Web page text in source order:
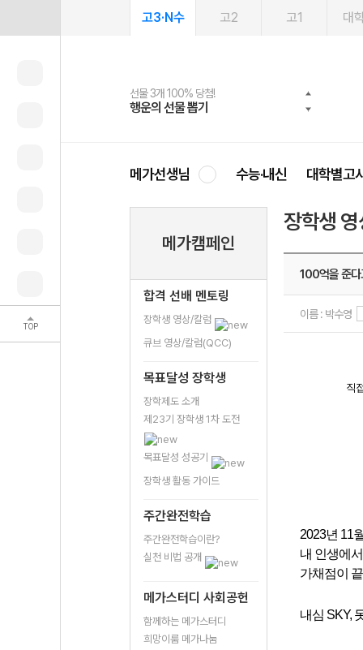
TOP
고3·N수 고2 고1 대
선물 3개 100% 당첨!
행운의 선물 뽑기
선물 100% 증정!
메가스터디 X 올리브
여름방학 스터디 캐시백
메가런 썸머스쿨
2027 러셀 단과
강사 공개선발
스마트러닝앱
설문 EVENT
메가패스
3일 무료 체험권
메가패스 수강생 무료혜택!
메가클럽 멤버십
사회공헌 캠페인
희망이룸 메가나눔
메가선생님 수능·내신 대학별고
메가캠페인
합격 선배 멘토링
장학생 영상/칼럼
큐브 영상/칼럼(QCC)
목표달성 장학생
장학제도 소개
제23기 장학생 1차 도전
목표달성 성공기
장학생 활동 가이드
주간완전학습
주간완전학습이란?
실천 비법 공개
메가스터디 사회공헌
함께하는 메가스터디
희망이룸 메가나눔
장학생
100억을 준다
이름 : 박수영
직
2023년 11
내 인생에
가채점이
내심 SKY,